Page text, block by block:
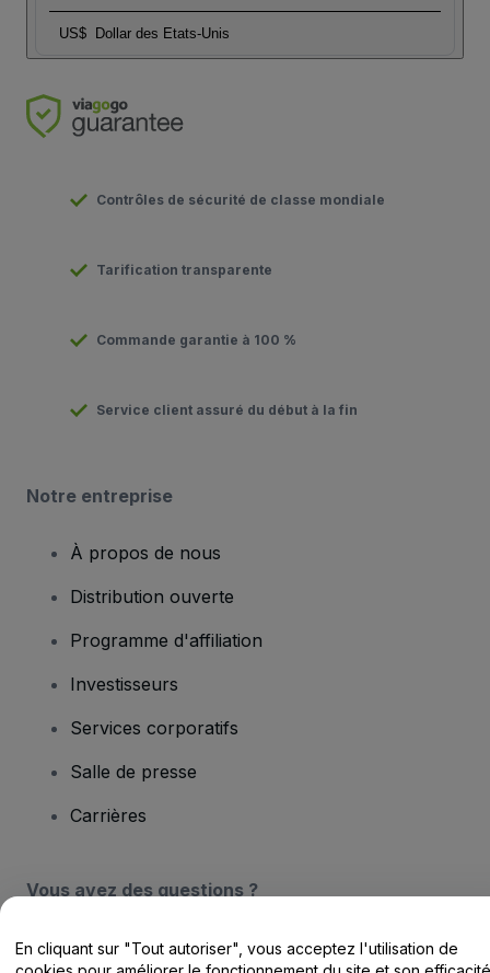
US$ Dollar des Etats-Unis
Contrôles de sécurité de classe mondiale
Tarification transparente
Commande garantie à 100 %
Service client assuré du début à la fin
Notre entreprise
À propos de nous
Distribution ouverte
Programme d'affiliation
Investisseurs
Services corporatifs
Salle de presse
Carrières
Vous avez des questions ?
Centre d'assistance / Nous contacter
En cliquant sur "Tout autoriser", vous acceptez l'utilisation de